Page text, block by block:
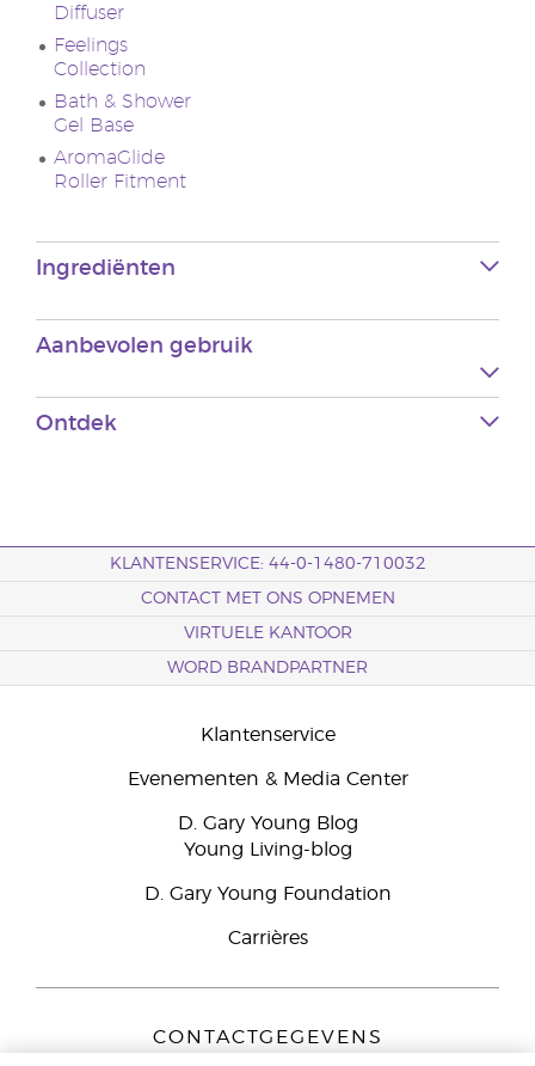
Diffuser
Feelings
Collection
Bath & Shower
Gel Base
AromaGlide
Roller Fitment
Ingrediënten
Aanbevolen gebruik
Ontdek
KLANTENSERVICE: 44-0-1480-710032
CONTACT MET ONS OPNEMEN
VIRTUELE KANTOOR
WORD BRANDPARTNER
Klantenservice
Evenementen & Media Center
D. Gary Young Blog
Young Living-blog
D. Gary Young Foundation
Carrières
CONTACTGEGEVENS